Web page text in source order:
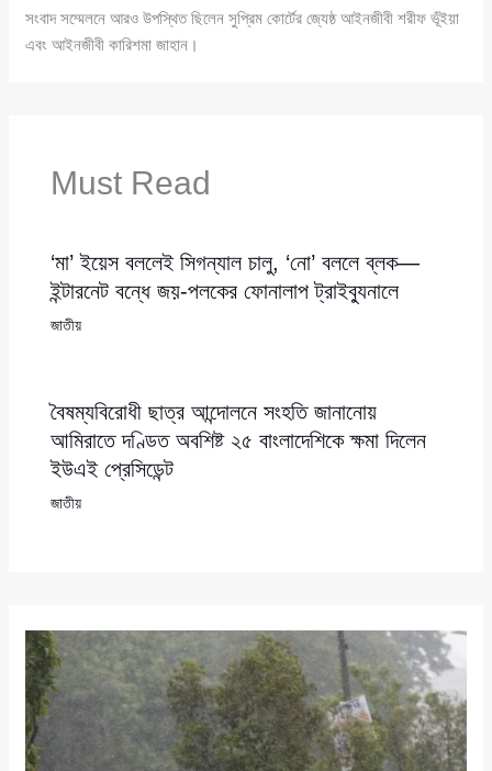
সংবাদ সম্মেলনে আরও উপস্থিত ছিলেন সুপ্রিম কোর্টের জ্যেষ্ঠ আইনজীবী শরীফ ভূঁইয়া
এবং আইনজীবী কারিশমা জাহান।
Must Read
‘মা’ ইয়েস বললেই সিগন্যাল চালু, ‘নো’ বললে ব্লক—
ইন্টারনেট বন্ধে জয়-পলকের ফোনালাপ ট্রাইব্যুনালে
জাতীয়
বৈষম্যবিরোধী ছাত্র আন্দোলনে সংহতি জানানোয়
আমিরাতে দণ্ডিত অবশিষ্ট ২৫ বাংলাদেশিকে ক্ষমা দিলেন
ইউএই প্রেসিডেন্ট
জাতীয়